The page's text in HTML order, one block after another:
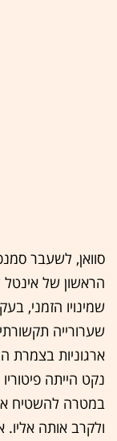
סוואן, לשעבר
הראשון של אינטל
שמינויו הזמני,
שערורייה
ארגוניות
נקט הייתה
במטרה להשטיח
ולקרב אותה